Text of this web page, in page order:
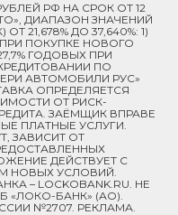
РФ НА СРОК ОТ 12
ДИАПАЗОН ЗНАЧЕНИЙ
21,678% ДО 37,640%: 1)
ПРИ ПОКУПКЕ НОВОГО
ГОДОВЫХ ПРИ
ПО
АВТОМОБИЛИ РУС»
ОПРЕДЕЛЯЕТСЯ
ОТ РИСК-
ЗАЁМЩИК ВПРАВЕ
ПЛАТНЫЕ УСЛУГИ.
ЗАВИСИТ ОТ
ДЕЙСТВУЕТ С
НОВЫХ УСЛОВИЙ.
– LOCKOBANK.RU. НЕ
«ЛОКО-БАНК» (АО).
№2707. РЕКЛАМА.